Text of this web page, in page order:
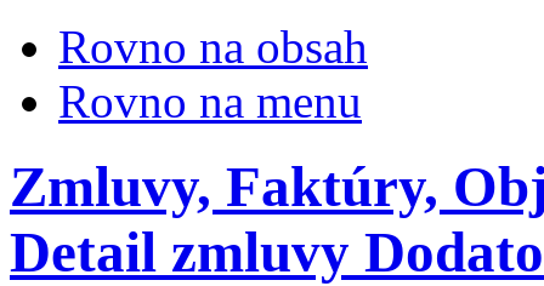
Rovno na obsah
Rovno na menu
Zmluvy, Faktúry,
Detail zmluvy